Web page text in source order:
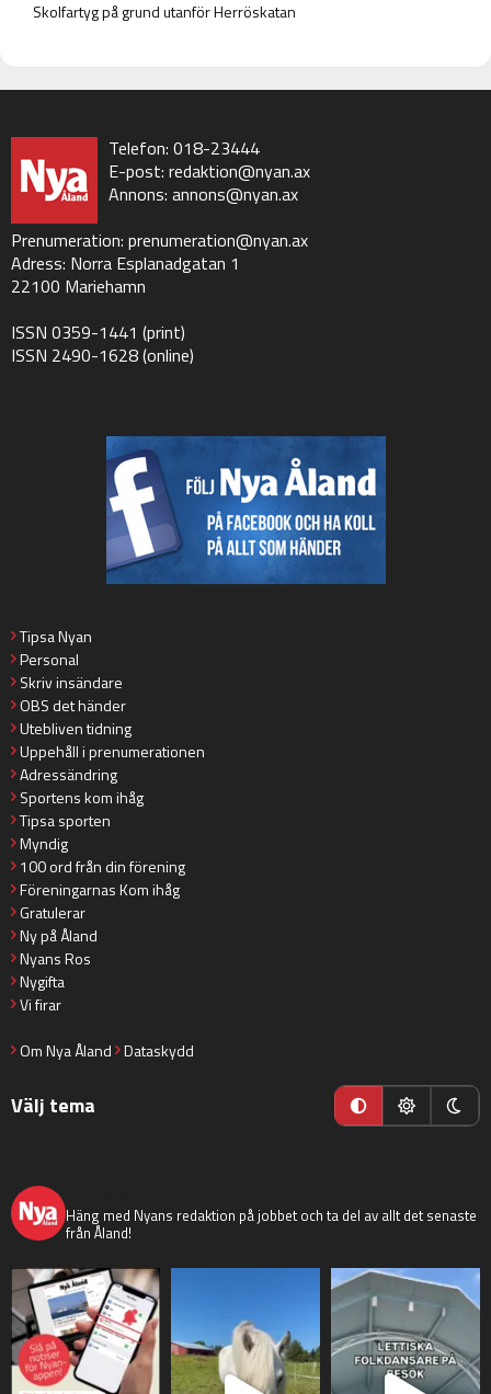
Skolfartyg på grund utanför Herröskatan
Telefon: 018-23444
E-post: redaktion@nyan.ax
Annons: annons@nyan.ax
Prenumeration: prenumeration@nyan.ax
Adress: Norra Esplanadgatan 1
22100 Mariehamn
ISSN 0359-1441 (print)
ISSN 2490-1628 (online)
Tipsa Nyan
Personal
Skriv insändare
OBS det händer
Utebliven tidning
Uppehåll i prenumerationen
Adressändring
Sportens kom ihåg
Tipsa sporten
Myndig
100 ord från din förening
Föreningarnas Kom ihåg
Gratulerar
Ny på Åland
Nyans Ros
Nygifta
Vi firar
Om Nya Åland Dataskydd
Välj tema
Häng med Nyans redaktion på jobbet och ta del av allt det senaste
från Åland!